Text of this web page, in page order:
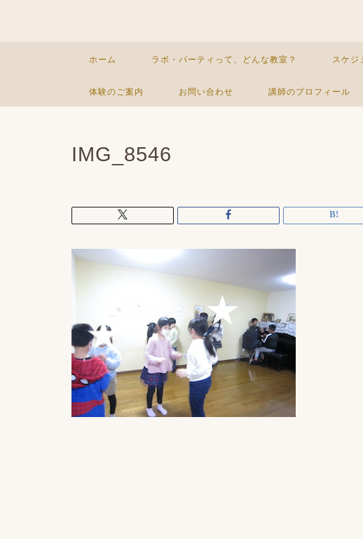
ホーム ラボ・パーティって、どんな教室？ スケジ
体験のご案内 お問い合わせ 講師のプロフィール
IMG_8546